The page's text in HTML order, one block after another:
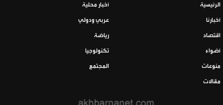
الرئيسية أخبار محلية
أخبارنا عربي ودولي
اقتصاد رياضة
أضواء تكنولوجيا
منوعات المجتمع
مقالات